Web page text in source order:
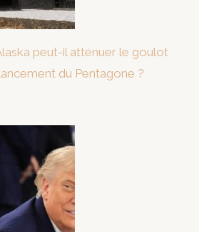
peut-il atténuer le goulot
du Pentagone ?